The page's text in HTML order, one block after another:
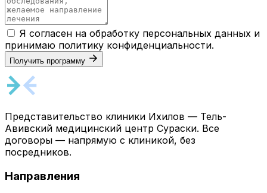
Я согласен на обработку персональных данных и
принимаю политику конфиденциальности.
Получить программу
Представительство клиники Ихилов — Тель-
Авивский медицинский центр Сураски. Все
договоры — напрямую с клиникой, без
посредников.
Направления